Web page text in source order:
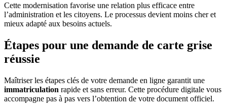
Cette modernisation favorise une relation plus efficace entre
l’administration et les citoyens. Le processus devient moins cher et
mieux adapté aux besoins actuels.
Étapes pour une demande de carte grise
réussie
Maîtriser les étapes clés de votre demande en ligne garantit une
immatriculation rapide et sans erreur. Cette procédure digitale vous
accompagne pas à pas vers l’obtention de votre document officiel.